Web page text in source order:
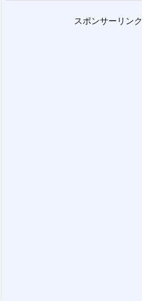
スポンサーリンク